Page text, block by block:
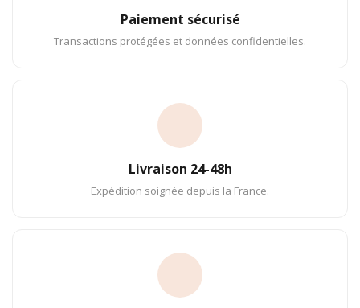
Paiement sécurisé
Transactions protégées et données confidentielles.
Livraison 24-48h
Expédition soignée depuis la France.